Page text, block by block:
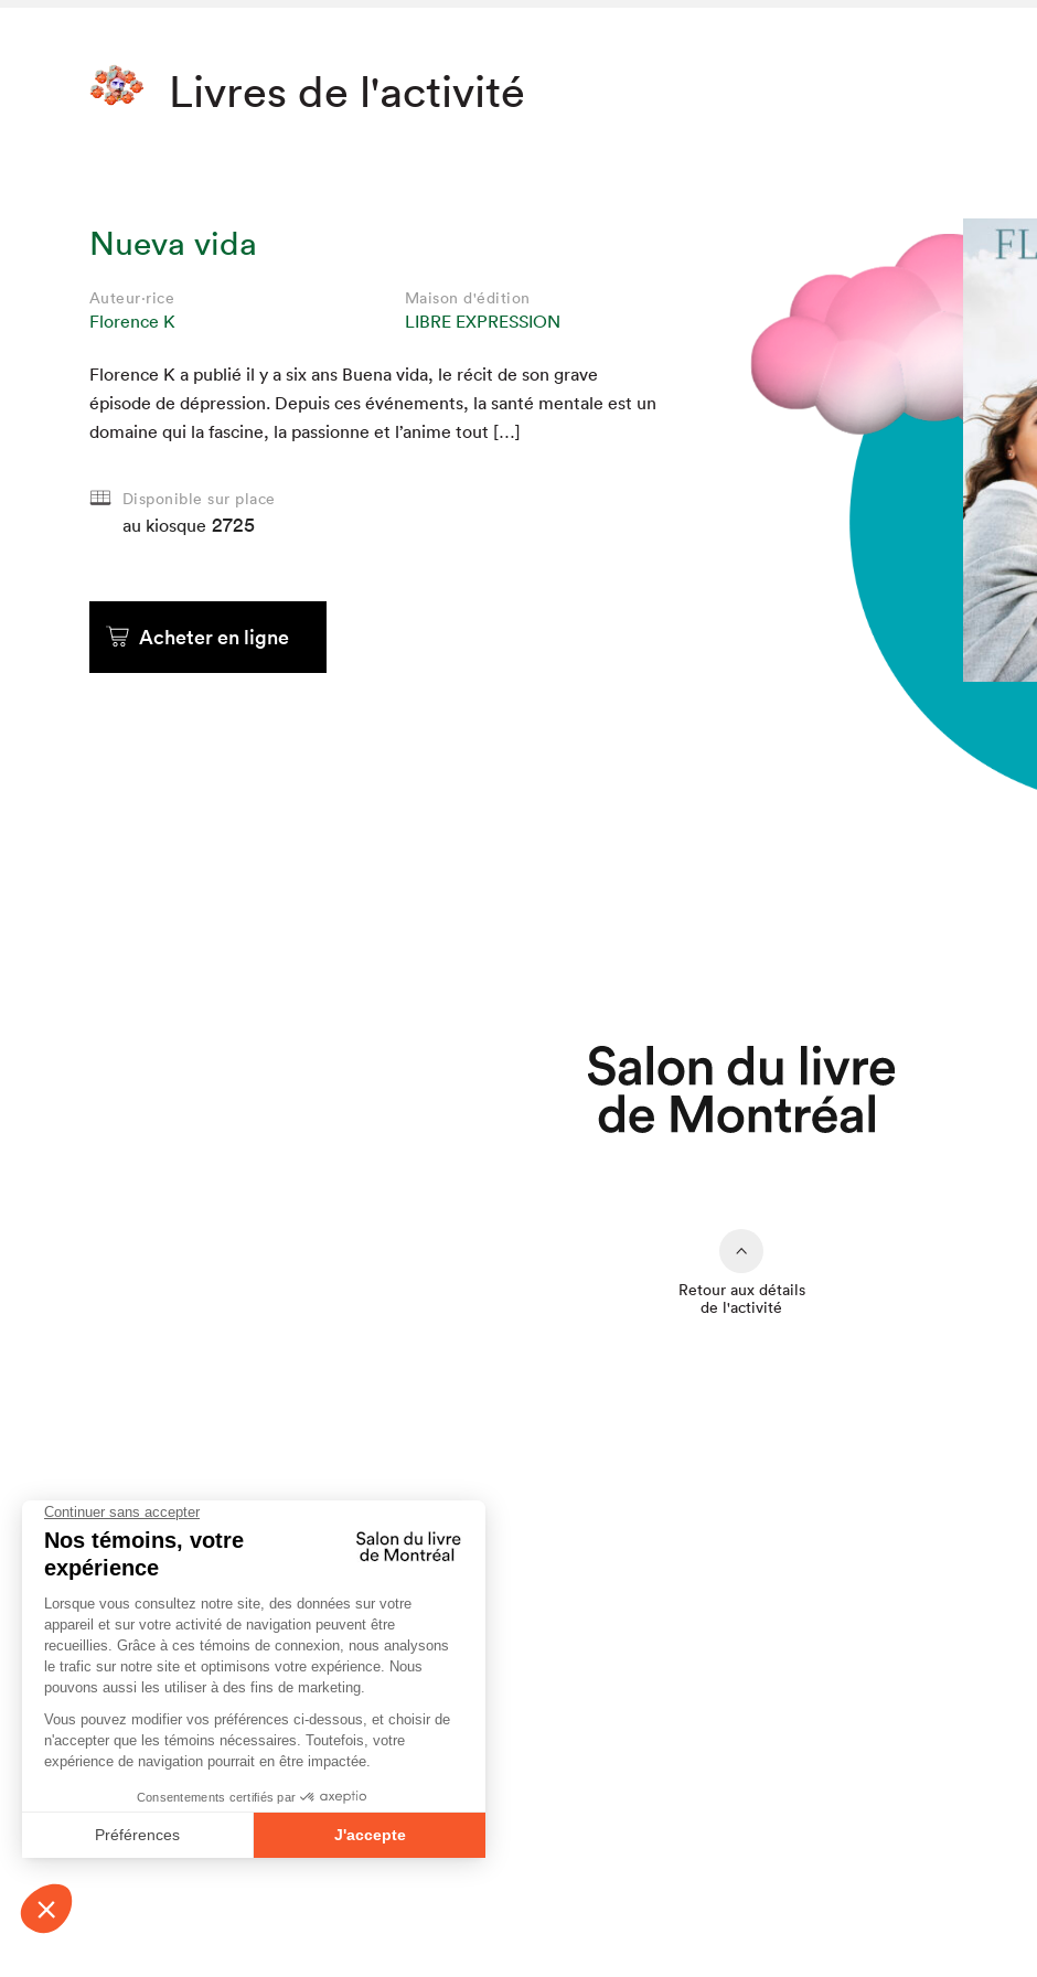
Que cherchez-vous?
Livres de l'activité
Nueva vida
Auteur·rice
Florence K
Maison d'édition
LIBRE EXPRESSION
Flo­rence K a pub­lié il y a six ans Bue­na vida, le réc­it de son grave
épisode de dépres­sion. Depuis ces événe­ments, la san­té men­tale est un
domaine qui la fascine, la pas­sionne et l’anime tout […]
Disponible sur place
au kiosque 2725
Acheter en ligne
Retour aux détails
de l'activité